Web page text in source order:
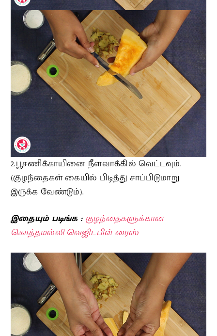
2.பூசணிக்காயினை நீளவாக்கில் வெட்டவும்.
(குழந்தைகள் கையில் பிடித்து சாப்பிடுமாறு
இருக்க வேண்டும்).
இதையும் படிங்க : குழந்தைகளுக்கான
கொத்தமல்லி வெஜிடபிள் ரைஸ்